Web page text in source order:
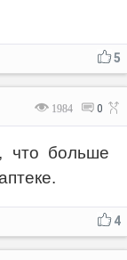
5
1984 0
что больше
4